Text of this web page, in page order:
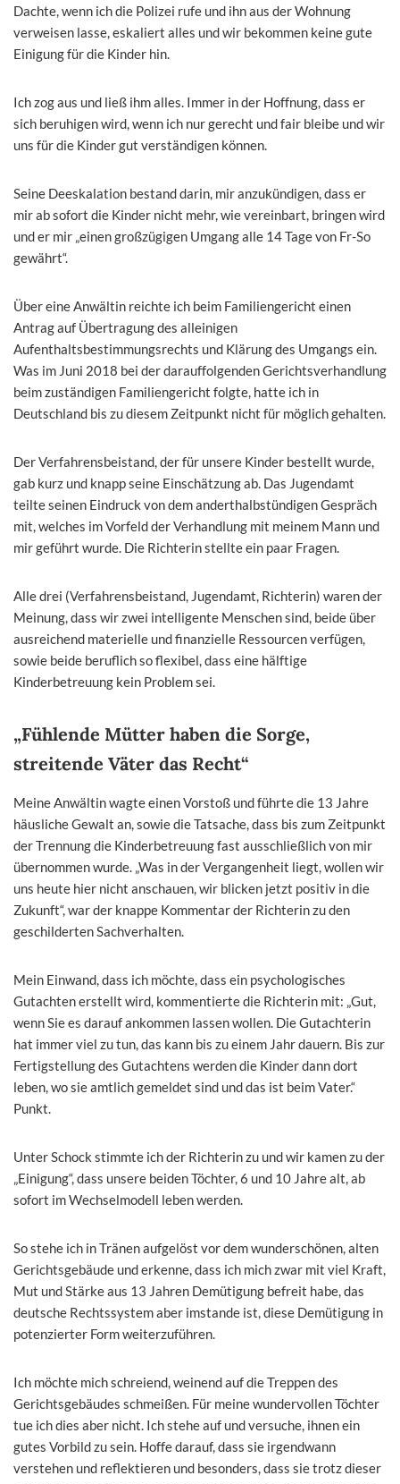
Dachte, wenn ich die Polizei rufe und ihn aus der Wohnung
verweisen lasse, eskaliert alles und wir bekommen keine gute
Einigung für die Kinder hin.
Ich zog aus und ließ ihm alles. Immer in der Hoffnung, dass er
sich beruhigen wird, wenn ich nur gerecht und fair bleibe und wir
uns für die Kinder gut verständigen können.
Seine Deeskalation bestand darin, mir anzukündigen, dass er
mir ab sofort die Kinder nicht mehr, wie vereinbart, bringen wird
und er mir „einen großzügigen Umgang alle 14 Tage von Fr-So
gewährt“.
Über eine Anwältin reichte ich beim Familiengericht einen
Antrag auf Übertragung des alleinigen
Aufenthaltsbestimmungsrechts und Klärung des Umgangs ein.
Was im Juni 2018 bei der darauffolgenden Gerichtsverhandlung
beim zuständigen Familiengericht folgte, hatte ich in
Deutschland bis zu diesem Zeitpunkt nicht für möglich gehalten.
Der Verfahrensbeistand, der für unsere Kinder bestellt wurde,
gab kurz und knapp seine Einschätzung ab. Das Jugendamt
teilte seinen Eindruck von dem anderthalbstündigen Gespräch
mit, welches im Vorfeld der Verhandlung mit meinem Mann und
mir geführt wurde. Die Richterin stellte ein paar Fragen.
Alle drei (Verfahrensbeistand, Jugendamt, Richterin) waren der
Meinung, dass wir zwei intelligente Menschen sind, beide über
ausreichend materielle und finanzielle Ressourcen verfügen,
sowie beide beruflich so flexibel, dass eine hälftige
Kinderbetreuung kein Problem sei.
„Fühlende Mütter haben die Sorge,
streitende Väter das Recht“
Meine Anwältin wagte einen Vorstoß und führte die 13 Jahre
häusliche Gewalt an, sowie die Tatsache, dass bis zum Zeitpunkt
der Trennung die Kinderbetreuung fast ausschließlich von mir
übernommen wurde. „Was in der Vergangenheit liegt, wollen wir
uns heute hier nicht anschauen, wir blicken jetzt positiv in die
Zukunft“, war der knappe Kommentar der Richterin zu den
geschilderten Sachverhalten.
Mein Einwand, dass ich möchte, dass ein psychologisches
Gutachten erstellt wird, kommentierte die Richterin mit: „Gut,
wenn Sie es darauf ankommen lassen wollen. Die Gutachterin
hat immer viel zu tun, das kann bis zu einem Jahr dauern. Bis zur
Fertigstellung des Gutachtens werden die Kinder dann dort
leben, wo sie amtlich gemeldet sind und das ist beim Vater.“
Punkt.
Unter Schock stimmte ich der Richterin zu und wir kamen zu der
„Einigung“, dass unsere beiden Töchter, 6 und 10 Jahre alt, ab
sofort im Wechselmodell leben werden.
So stehe ich in Tränen aufgelöst vor dem wunderschönen, alten
Gerichtsgebäude und erkenne, dass ich mich zwar mit viel Kraft,
Mut und Stärke aus 13 Jahren Demütigung befreit habe, das
deutsche Rechtssystem aber imstande ist, diese Demütigung in
potenzierter Form weiterzuführen.
Ich möchte mich schreiend, weinend auf die Treppen des
Gerichtsgebäudes schmeißen. Für meine wundervollen Töchter
tue ich dies aber nicht. Ich stehe auf und versuche, ihnen ein
gutes Vorbild zu sein. Hoffe darauf, dass sie irgendwann
verstehen und reflektieren und besonders, dass sie trotz dieser